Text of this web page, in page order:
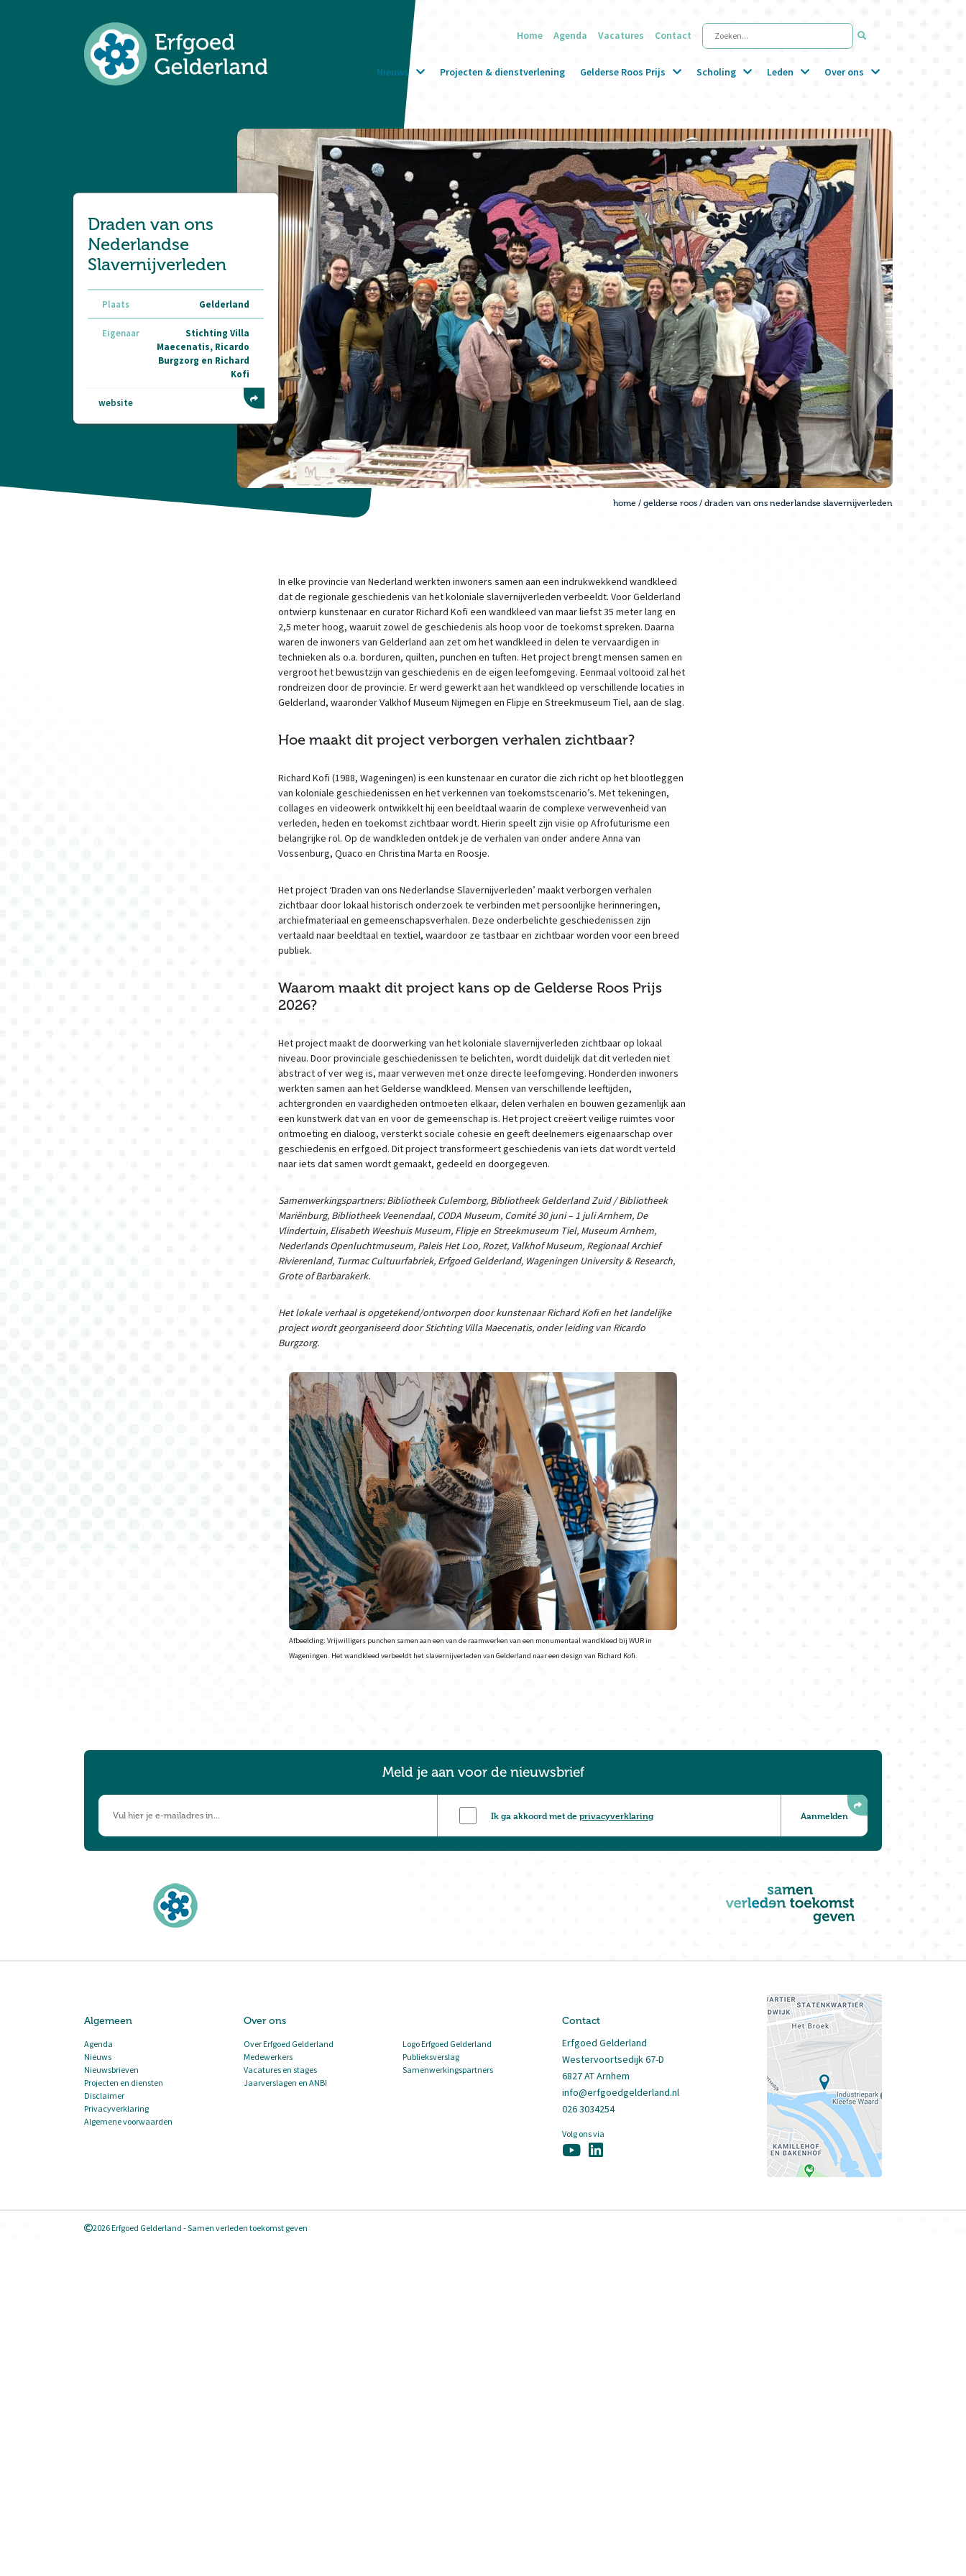
Home Agenda Vacatures Contact Zoeken...
Nieuws Projecten & dienstverlening Gelderse Roos Prijs Scholing Leden Over ons
Draden van ons
Nederlandse
Slavernijverleden
Plaats Gelderland
Eigenaar
Stichting Villa
Maecenatis, Ricardo
Burgzorg en Richard
Kofi
website
home / gelderse roos / draden van ons nederlandse slavernijverleden
In elke provincie van Nederland werkten inwoners samen aan een indrukwekkend wandkleed
dat de regionale geschiedenis van het koloniale slavernijverleden verbeeldt. Voor Gelderland
ontwierp kunstenaar en curator Richard Kofi een wandkleed van maar liefst 35 meter lang en
2,5 meter hoog, waaruit zowel de geschiedenis als hoop voor de toekomst spreken. Daarna
waren de inwoners van Gelderland aan zet om het wandkleed in delen te vervaardigen in
technieken als o.a. borduren, quilten, punchen en tuften. Het project brengt mensen samen en
vergroot het bewustzijn van geschiedenis en de eigen leefomgeving. Eenmaal voltooid zal het
rondreizen door de provincie. Er werd gewerkt aan het wandkleed op verschillende locaties in
Gelderland, waaronder Valkhof Museum Nijmegen en Flipje en Streekmuseum Tiel, aan de slag.
Hoe maakt dit project verborgen verhalen zichtbaar?
Richard Kofi (1988, Wageningen) is een kunstenaar en curator die zich richt op het blootleggen
van koloniale geschiedenissen en het verkennen van toekomstscenario’s. Met tekeningen,
collages en videowerk ontwikkelt hij een beeldtaal waarin de complexe verwevenheid van
verleden, heden en toekomst zichtbaar wordt. Hierin speelt zijn visie op Afrofuturisme een
belangrijke rol. Op de wandkleden ontdek je de verhalen van onder andere Anna van
Vossenburg, Quaco en Christina Marta en Roosje.
Het project ‘Draden van ons Nederlandse Slavernijverleden’ maakt verborgen verhalen
zichtbaar door lokaal historisch onderzoek te verbinden met persoonlijke herinneringen,
archiefmateriaal en gemeenschapsverhalen. Deze onderbelichte geschiedenissen zijn
vertaald naar beeldtaal en textiel, waardoor ze tastbaar en zichtbaar worden voor een breed
publiek.
Waarom maakt dit project kans op de Gelderse Roos Prijs
2026?
Het project maakt de doorwerking van het koloniale slavernijverleden zichtbaar op lokaal
niveau. Door provinciale geschiedenissen te belichten, wordt duidelijk dat dit verleden niet
abstract of ver weg is, maar verweven met onze directe leefomgeving. Honderden inwoners
werkten samen aan het Gelderse wandkleed. Mensen van verschillende leeftijden,
achtergronden en vaardigheden ontmoeten elkaar, delen verhalen en bouwen gezamenlijk aan
een kunstwerk dat van en voor de gemeenschap is. Het project creëert veilige ruimtes voor
ontmoeting en dialoog, versterkt sociale cohesie en geeft deelnemers eigenaarschap over
geschiedenis en erfgoed. Dit project transformeert geschiedenis van iets dat wordt verteld
naar iets dat samen wordt gemaakt, gedeeld en doorgegeven.
Samenwerkingspartners: Bibliotheek Culemborg, Bibliotheek Gelderland Zuid / Bibliotheek
Mariënburg, Bibliotheek Veenendaal, CODA Museum, Comité 30 juni – 1 juli Arnhem, De
Vlindertuin, Elisabeth Weeshuis Museum, Flipje en Streekmuseum Tiel, Museum Arnhem,
Nederlands Openluchtmuseum, Paleis Het Loo, Rozet, Valkhof Museum, Regionaal Archief
Rivierenland, Turmac Cultuurfabriek, Erfgoed Gelderland, Wageningen University & Research,
Grote of Barbarakerk.
Het lokale verhaal is opgetekend/ontworpen door kunstenaar Richard Kofi en het landelijke
project wordt georganiseerd door Stichting Villa Maecenatis, onder leiding van Ricardo
Burgzorg.
Afbeelding: Vrijwilligers punchen samen aan een van de raamwerken van een monumentaal wandkleed bij WUR in
Wageningen. Het wandkleed verbeeldt het slavernijverleden van Gelderland naar een design van Richard Kofi.
Meld je aan voor de nieuwsbrief
Ik ga akkoord met deprivacyverklaring
Algemeen
Agenda
Nieuws
Nieuwsbrieven
Projecten en diensten
Disclaimer
Privacyverklaring
Algemene voorwaarden
Over ons
Over Erfgoed Gelderland
Medewerkers
Vacatures en stages
Jaarverslagen en ANBI
Logo Erfgoed Gelderland
Publieksverslag
Samenwerkingspartners
Contact
Erfgoed Gelderland
Westervoortsedijk 67-D
6827 AT Arnhem
info@erfgoedgelderland.nl
026 3034254
Volg ons via
2026 Erfgoed Gelderland - Samen verleden toekomst geven